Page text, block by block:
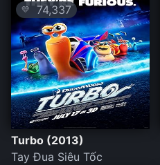
💛 74,337
Turbo (2013)
Tay Đua Siêu Tốc